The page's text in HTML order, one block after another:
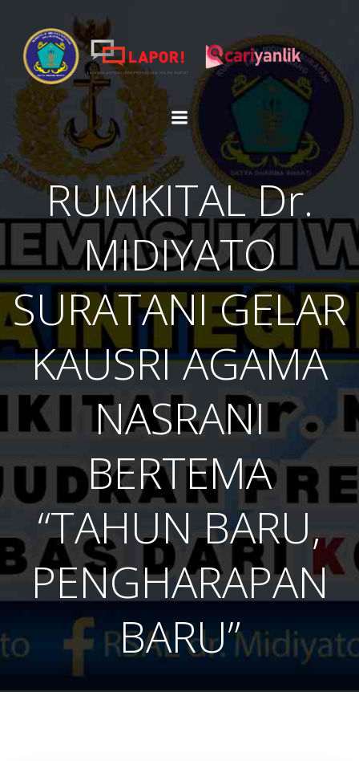
content
RUMKITAL Dr.
MIDIYATO
SURATANI GELAR
KAUSRI AGAMA
NASRANI
BERTEMA
“TAHUN BARU,
PENGHARAPAN
BARU”